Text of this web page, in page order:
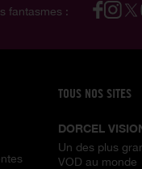
fantasmes :
TOUS NOS SITES
DORCEL
Un des plus
VOD au monde